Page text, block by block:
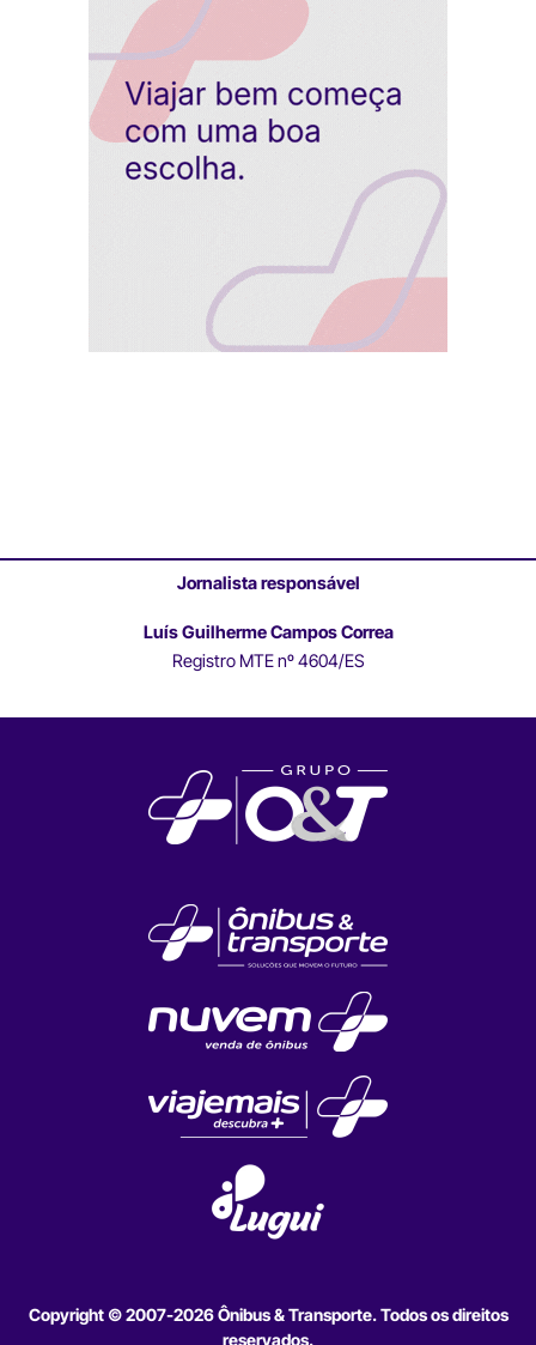
Jornalista responsável
Luís Guilherme Campos Correa
Registro MTE nº 4604/ES
Copyright © 2007-2026 Ônibus & Transporte. Todos os direitos
reservados.